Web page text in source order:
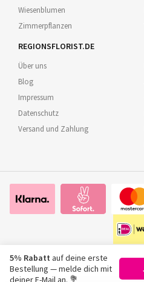
Wiesenblumen
Zimmerpflanzen
REGIONSFLORIST.DE
Über uns
Blog
Impressum
Datenschutz
Versand und Zahlung
5% Rabatt auf deine erste
Bestellung — melde dich mit
deiner E-Mail an. 💐